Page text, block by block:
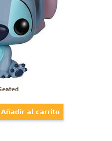
Con una altura
cm y fabricada
en vinilo